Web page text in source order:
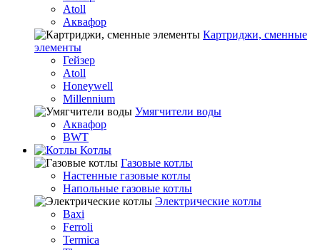
Atoll
Аквафор
Картриджи, сменные
элементы
Гейзер
Atoll
Honeywell
Millennium
Умягчители воды
Аквафор
BWT
Котлы
Гaзовые котлы
Настенные газовые котлы
Напольные газовые котлы
Электрические котлы
Baxi
Ferroli
Termica